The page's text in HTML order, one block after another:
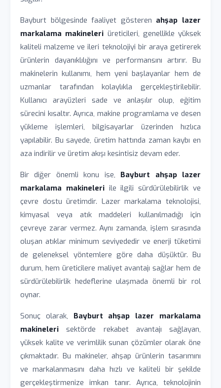
Bayburt bölgesinde faaliyet gösteren ahşap lazer
markalama makineleri üreticileri, genellikle yüksek
kaliteli malzeme ve ileri teknolojiyi bir araya getirerek
ürünlerin dayanıklılığını ve performansını artırır. Bu
makinelerin kullanımı, hem yeni başlayanlar hem de
uzmanlar tarafından kolaylıkla gerçekleştirilebilir.
Kullanıcı arayüzleri sade ve anlaşılır olup, eğitim
sürecini kısaltır. Ayrıca, makine programlama ve desen
yükleme işlemleri, bilgisayarlar üzerinden hızlıca
yapılabilir. Bu sayede, üretim hattında zaman kaybı en
aza indirilir ve üretim akışı kesintisiz devam eder.
Bir diğer önemli konu ise, Bayburt ahşap lazer
markalama makineleriile ilgili sürdürülebilirlik ve
çevre dostu üretimdir. Lazer markalama teknolojisi,
kimyasal veya atık maddeleri kullanılmadığı için
çevreye zarar vermez. Aynı zamanda, işlem sırasında
oluşan atıklar minimum seviyededir ve enerji tüketimi
de geleneksel yöntemlere göre daha düşüktür. Bu
durum, hem üreticilere maliyet avantajı sağlar hem de
sürdürülebilirlik hedeflerine ulaşmada önemli bir rol
oynar.
Sonuç olarak, Bayburt ahşap lazer markalama
makineleri sektörde rekabet avantajı sağlayan,
yüksek kalite ve verimlilik sunan çözümler olarak öne
çıkmaktadır. Bu makineler, ahşap ürünlerin tasarımını
ve markalanmasını daha hızlı ve kaliteli bir şekilde
gerçekleştirmenize imkan tanır. Ayrıca, teknolojinin